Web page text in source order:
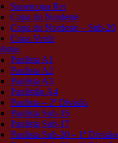
Supercopa Rei
Copa do Nordeste
Copa do Nordeste – Sub-20
Copa Verde
Paulista A1
Paulista A2
Paulista A3
Paulistão A4
Paulista – 2ª Divisão
Paulista Sub-15
Paulista Sub-17
Paulista Sub-20 – 1ª Divisão